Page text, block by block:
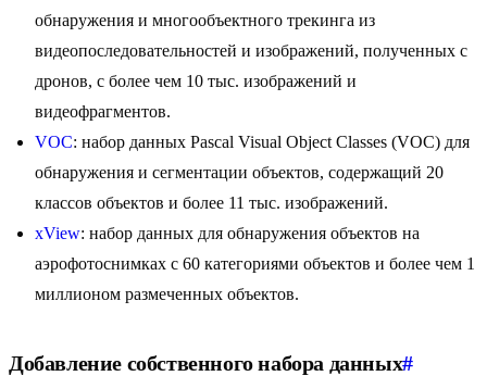
обнаружения и многообъектного трекинга из
видеопоследовательностей и изображений, полученных с
дронов, с более чем 10 тыс. изображений и
видеофрагментов.
VOC: набор данных Pascal Visual Object Classes (VOC) для
обнаружения и сегментации объектов, содержащий 20
классов объектов и более 11 тыс. изображений.
xView: набор данных для обнаружения объектов на
аэрофотоснимках с 60 категориями объектов и более чем 1
миллионом размеченных объектов.
Добавление собственного набора данных#